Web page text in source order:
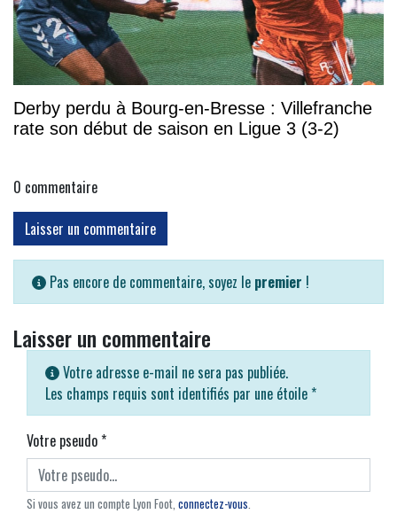
Derby perdu à Bourg-en-Bresse : Villefranche
rate son début de saison en Ligue 3 (3-2)
0 commentaire
Laisser un commentaire
Pas encore de commentaire, soyez le premier !
Laisser un commentaire
Votre adresse e-mail ne sera pas publiée.
Les champs requis sont identifiés par une étoile *
Votre pseudo*
Si vous avez un compte Lyon Foot, connectez-vous.